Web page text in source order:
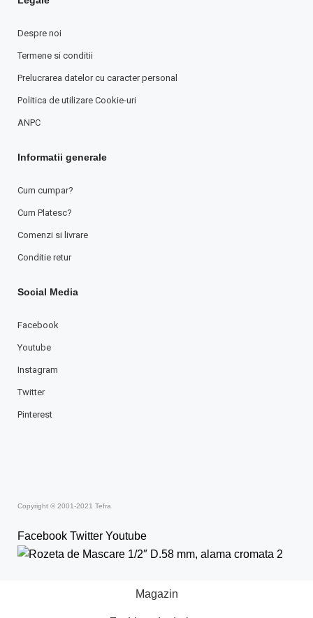
Despre noi
Termene si conditii
Prelucrarea datelor cu caracter personal
Politica de utilizare Cookie-uri
ANPC
Informatii generale
Cum cumpar?
Cum Platesc?
Comenzi si livrare
Conditie retur
Social Media
Facebook
Youtube
Instagram
Twitter
Pinterest
Copyright © 2001-2021 Tefra
Facebook Twitter Youtube
Magazin